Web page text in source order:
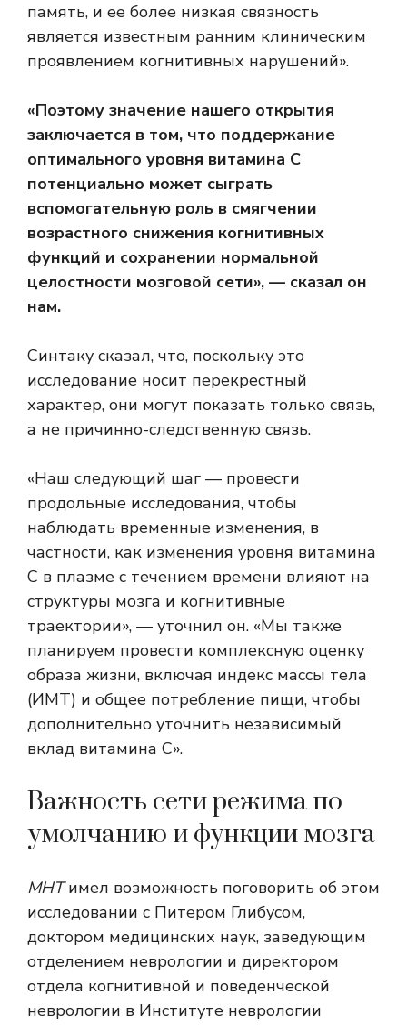
память, и ее более низкая связность
является известным ранним клиническим
проявлением когнитивных нарушений».
«Поэтому значение нашего открытия
заключается в том, что поддержание
оптимального уровня витамина С
потенциально может сыграть
вспомогательную роль в смягчении
возрастного снижения когнитивных
функций и сохранении нормальной
целостности мозговой сети», — сказал он
нам.
Синтаку сказал, что, поскольку это
исследование носит перекрестный
характер, они могут показать только связь,
а не причинно-следственную связь.
«Наш следующий шаг — провести
продольные исследования, чтобы
наблюдать временные изменения, в
частности, как изменения уровня витамина
С в плазме с течением времени влияют на
структуры мозга и когнитивные
траектории», — уточнил он. «Мы также
планируем провести комплексную оценку
образа жизни, включая индекс массы тела
(ИМТ) и общее потребление пищи, чтобы
дополнительно уточнить независимый
вклад витамина С».
Важность сети режима по
умолчанию и функции мозга
МНТимел возможность поговорить об этом
исследовании с Питером Глибусом,
доктором медицинских наук, заведующим
отделением неврологии и директором
отдела когнитивной и поведенческой
неврологии в Институте неврологии